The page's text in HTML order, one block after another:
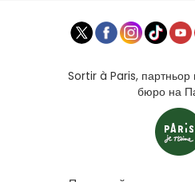
Sortir à Paris, партньор
бюро на